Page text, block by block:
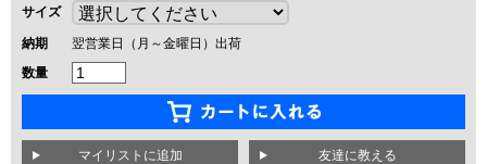
サイズ
納期
翌営業日（月～金曜日）出荷
数量
友達に教える